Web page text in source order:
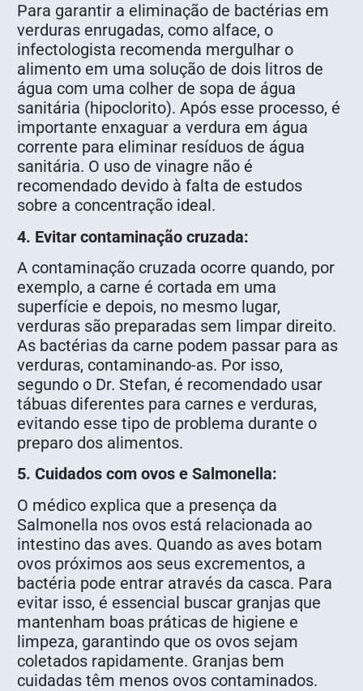
Para garantir a eliminação de bactérias em
verduras enrugadas, como alface, o
infectologista recomenda mergulhar o
alimento em uma solução de dois litros de
água com uma colher de sopa de água
sanitária (hipoclorito). Após esse processo, é
importante enxaguar a verdura em água
corrente para eliminar resíduos de água
sanitária. O uso de vinagre não é
recomendado devido à falta de estudos
sobre a concentração ideal.
4. Evitar contaminação cruzada:
A contaminação cruzada ocorre quando, por
exemplo, a carne é cortada em uma
superfície e depois, no mesmo lugar,
verduras são preparadas sem limpar direito.
As bactérias da carne podem passar para as
verduras, contaminando-as. Por isso,
segundo o Dr. Stefan, é recomendado usar
tábuas diferentes para carnes e verduras,
evitando esse tipo de problema durante o
preparo dos alimentos.
5. Cuidados com ovos e Salmonella:
O médico explica que a presença da
Salmonella nos ovos está relacionada ao
intestino das aves. Quando as aves botam
ovos próximos aos seus excrementos, a
bactéria pode entrar através da casca. Para
evitar isso, é essencial buscar granjas que
mantenham boas práticas de higiene e
limpeza, garantindo que os ovos sejam
coletados rapidamente. Granjas bem
cuidadas têm menos ovos contaminados.